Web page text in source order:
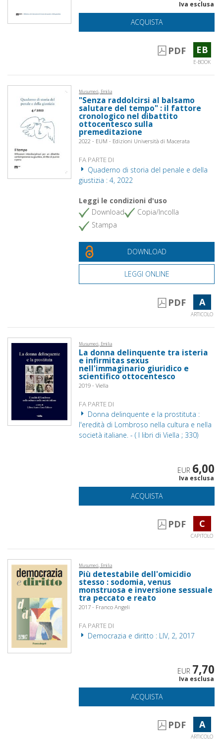
Iva esclusa
ACQUISTA
PDF EB
E-BOOK
Musumeci, Emilia
"Senza raddolcirsi al balsamo
salutare del tempo" : il fattore
cronologico nel dibattito
ottocentesco sulla
premeditazione
2022 - EUM - Edizioni Università di Macerata
FA PARTE DI
Quaderno di storia del penale e della
giustizia : 4, 2022
Leggi le condizioni d'uso
Download
Copia/Incolla
Stampa
DOWNLOAD
LEGGI ONLINE
PDF A
ARTICOLO
Musumeci, Emilia
La donna delinquente tra isteria
e infirmitas sexus
nell'immaginario giuridico e
scientifico ottocentesco
2019 - Viella
FA PARTE DI
Donna delinquente e la prostituta :
l'eredità di Lombroso nella cultura e nella
società italiane. - ( I libri di Viella ; 330)
EUR 6,00
Iva esclusa
ACQUISTA
PDF C
CAPITOLO
Musumeci, Emilia
Più detestabile dell'omicidio
stesso : sodomia, venus
monstruosa e inversione sessuale
tra peccato e reato
2017 - Franco Angeli
FA PARTE DI
Democrazia e diritto : LIV, 2, 2017
EUR 7,70
Iva esclusa
ACQUISTA
PDF A
ARTICOLO